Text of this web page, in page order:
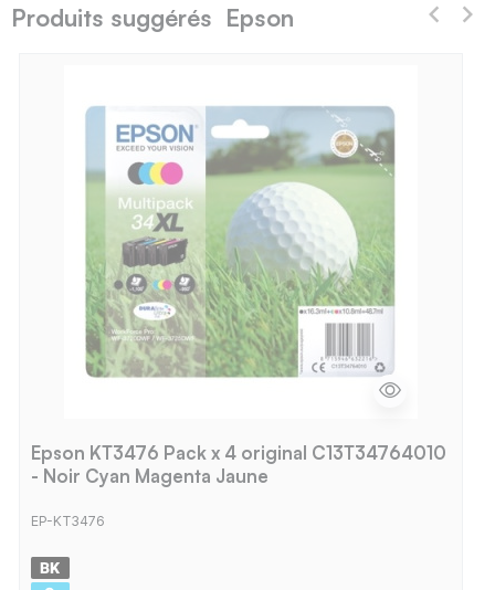
Produits suggérés Epson
Epson KT3476 Pack x 4 original C13T34764010
- Noir Cyan Magenta Jaune
EP-KT3476